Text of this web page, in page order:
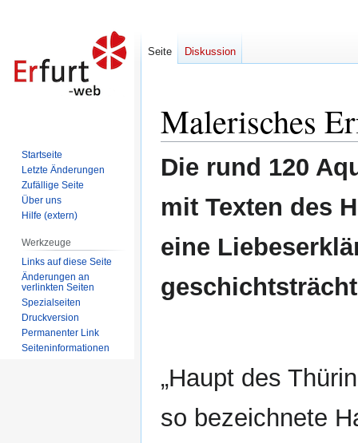
Navigation
springen
Suche
springen
Malerisches
Die rund 120
mit Texten des
eine
„Haupt des
so bezeichnete
Seite Diskussion
Startseite
Letzte Änderungen
Zufällige Seite
Über uns
Hilfe (extern)
Werkzeuge
Links auf diese Seite
Änderungen an
verlinkten Seiten
Spezialseiten
Druckversion
Permanenter Link
Seiten­informationen